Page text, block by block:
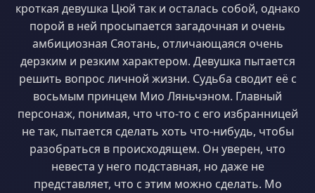
кроткая девушка Цюй так и осталась собой, однако
порой в ней просыпается загадочная и очень
амбициозная Сяотань, отличающаяся очень
дерзким и резким характером. Девушка пытается
решить вопрос личной жизни. Судьба сводит её с
восьмым принцем Мио Ляньчэном. Главный
персонаж, понимая, что что-то с его избранницей
не так, пытается сделать хоть что-нибудь, чтобы
разобраться в происходящем. Он уверен, что
невеста у него подставная, но даже не
представляет, что с этим можно сделать. Мо